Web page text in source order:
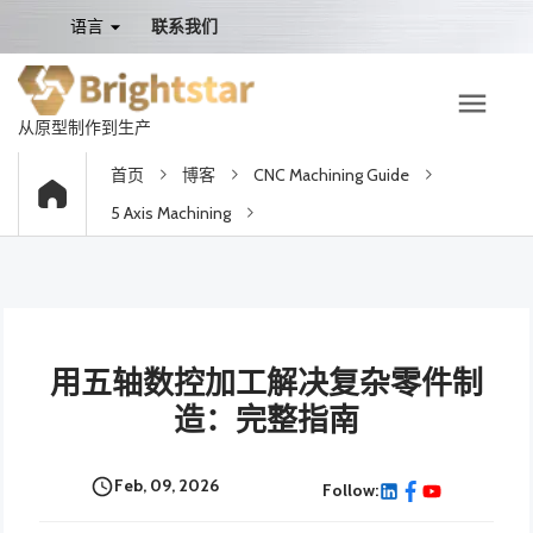
语言 联系我们
从原型制作到生产
首页 博客
CNC Machining Guide
5 Axis Machining
用五轴数控加工解决复杂零件制
造：完整指南
Feb, 09, 2026 Follow: